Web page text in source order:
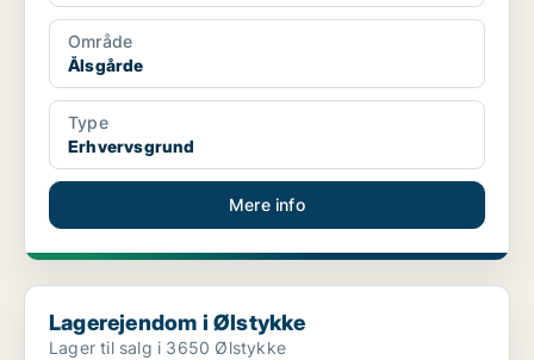
Område
Ålsgårde
Type
Erhvervsgrund
Mere info
Lagerejendom i Ølstykke
Lagerejendom i Ølstykke
Lager til salg i 3650 Ølstykke